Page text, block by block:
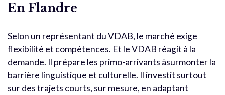
En Flandre
Selon un représentant du VDAB, le marché exige
flexibilité et compétences. Et le VDAB réagit à la
demande. Il prépare les primo-arrivants àsurmonter la
barrière linguistique et culturelle. Il investit surtout
sur des trajets courts, sur mesure, en adaptant